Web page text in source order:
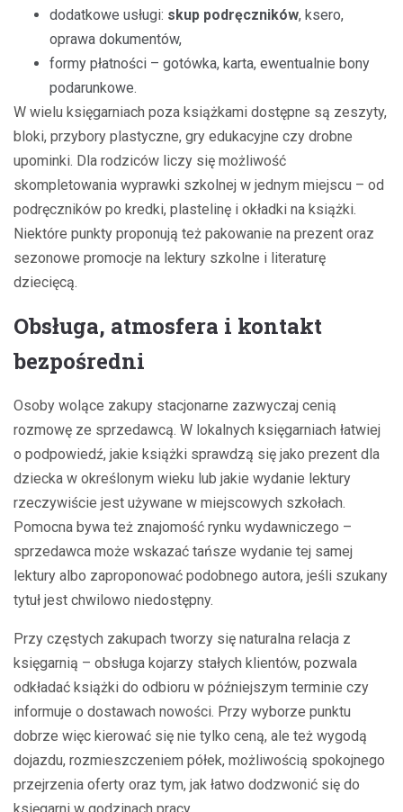
dodatkowe usługi: skup podręczników, ksero,
oprawa dokumentów,
formy płatności – gotówka, karta, ewentualnie bony
podarunkowe.
W wielu księgarniach poza książkami dostępne są zeszyty,
bloki, przybory plastyczne, gry edukacyjne czy drobne
upominki. Dla rodziców liczy się możliwość
skompletowania wyprawki szkolnej w jednym miejscu – od
podręczników po kredki, plastelinę i okładki na książki.
Niektóre punkty proponują też pakowanie na prezent oraz
sezonowe promocje na lektury szkolne i literaturę
dziecięcą.
Obsługa, atmosfera i kontakt
bezpośredni
Osoby wolące zakupy stacjonarne zazwyczaj cenią
rozmowę ze sprzedawcą. W lokalnych księgarniach łatwiej
o podpowiedź, jakie książki sprawdzą się jako prezent dla
dziecka w określonym wieku lub jakie wydanie lektury
rzeczywiście jest używane w miejscowych szkołach.
Pomocna bywa też znajomość rynku wydawniczego –
sprzedawca może wskazać tańsze wydanie tej samej
lektury albo zaproponować podobnego autora, jeśli szukany
tytuł jest chwilowo niedostępny.
Przy częstych zakupach tworzy się naturalna relacja z
księgarnią – obsługa kojarzy stałych klientów, pozwala
odkładać książki do odbioru w późniejszym terminie czy
informuje o dostawach nowości. Przy wyborze punktu
dobrze więc kierować się nie tylko ceną, ale też wygodą
dojazdu, rozmieszczeniem półek, możliwością spokojnego
przejrzenia oferty oraz tym, jak łatwo dodzwonić się do
księgarni w godzinach pracy.